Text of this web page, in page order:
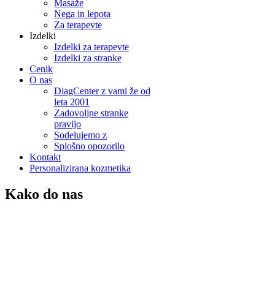
Masaže
Nega in lepota
Za terapevte
Izdelki
Izdelki za terapevte
Izdelki za stranke
Cenik
O nas
DiagCenter z vami že od
leta 2001
Zadovoljne stranke
pravijo
Sodelujemo z
Splošno opozorilo
Kontakt
Personalizirana kozmetika
Kako do nas